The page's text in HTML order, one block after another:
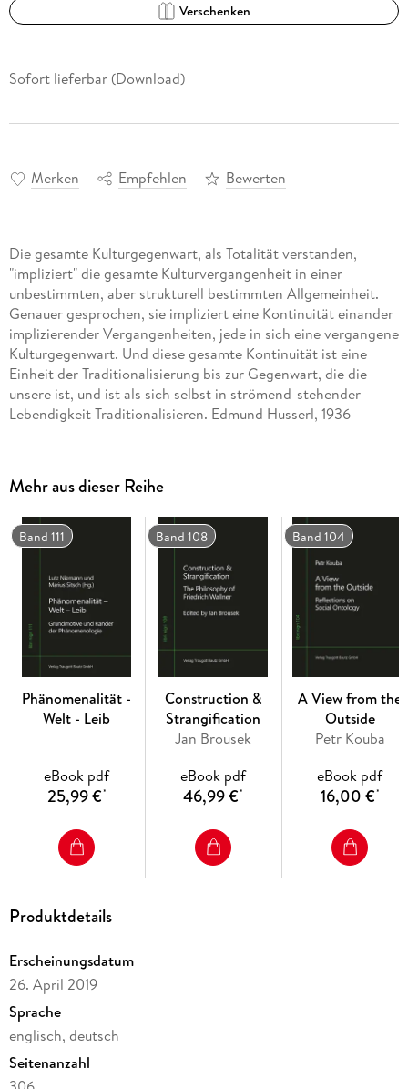
Verschenken
Sofort lieferbar (Download)
Merken Empfehlen Bewerten
Die gesamte Kulturgegenwart, als Totalität verstanden,
"impliziert" die gesamte Kulturvergangenheit in einer
unbestimmten, aber strukturell bestimmten Allgemeinheit.
Genauer gesprochen, sie impliziert eine Kontinuität einander
implizierender Vergangenheiten, jede in sich eine vergangene
Kulturgegenwart. Und diese gesamte Kontinuität ist eine
Einheit der Traditionalisierung bis zur Gegenwart, die die
unsere ist, und ist als sich selbst in strömend-stehender
Lebendigkeit Traditionalisieren. Edmund Husserl, 1936
Inhaltsverzeichnis
Introduction. Phenomenology: The Open Giovanni Jan
Giubilato My Way into Phenomenology James Mensch
Der Sinn des Unscheinbaren Eugen Finks Leitfäden einer
Phänomenologie der Lebenswelt Annette Hilt
Heidegger s Ambiguous Transformation of Husserl s
Phenomenology 92 Adriano Fabris Know Thyself On
Possibility of a Medial Phenomenology Toru Tani
Science of Man in Heidegger A Phenomenological Approach
Eder Soares Santos
Der Begriff »Kraft« als Stichwort der philosophischen
Lambert
Husserls Phänomenologie gegen den Anthropologismus und
Lebenswelt in Gadamers Hermeneutik Cecilia Monteagudo
Phenomenology and Deconstruction Notes for a Thinking on
Limitrophy Alice Serra
Intentionality and its Objects Tim Crane s Philosophical
Project and Phenomenology Luis Niel
Mehr aus dieser Reihe
Band 111
Phänomenalität -
Welt - Leib
eBook pdf
25,99 €*
Band 108
Construction &
Strangification
Jan Brousek
eBook pdf
46,99 €*
Band 104
A View from the
Outside
Petr Kouba
eBook pdf
16,00 €*
Produktdetails
Erscheinungsdatum
26. April 2019
Sprache
englisch, deutsch
Seitenanzahl